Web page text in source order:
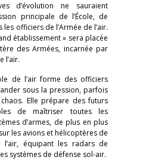
d’évolution ne sauraient
principale de l’École, de
officiers de l’Armée de l’air.
établissement » sera placée
des Armées, incarnée par
l’air.
de l’air forme des officiers
sous la pression, parfois
Elle prépare des futurs
de maîtriser toutes les
d’armes, de plus en plus
les avions et hélicoptères de
l’air, équipant les radars de
systèmes de défense sol-air.